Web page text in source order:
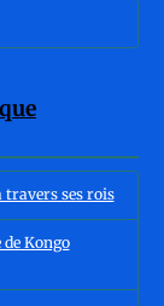
travers ses rois
Kongo